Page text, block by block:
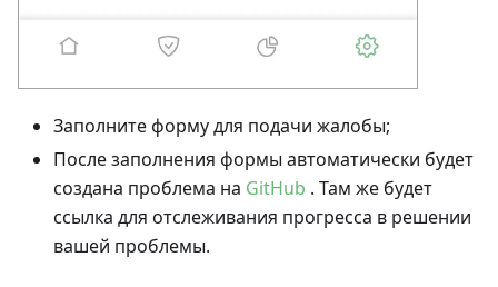
Заполните форму для подачи жалобы;
После заполнения формы автоматически будет
создана проблема на GitHub . Там же будет
ссылка для отслеживания прогресса в решении
вашей проблемы.